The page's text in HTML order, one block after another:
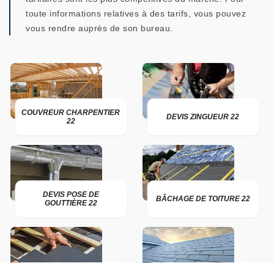
toute informations relatives à des tarifs, vous pouvez
vous rendre auprès de son bureau.
COUVREUR CHARPENTIER
22
DEVIS ZINGUEUR 22
DEVIS POSE DE
GOUTTIÈRE 22
BÂCHAGE DE TOITURE 22